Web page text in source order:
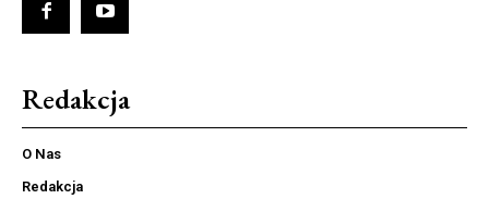
Redakcja
O Nas
Redakcja